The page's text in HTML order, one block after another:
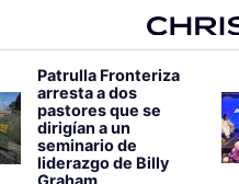
Patrulla Fronteriza
arresta a dos
pastores que se
dirigían a un
seminario de
liderazgo de Billy
Graham